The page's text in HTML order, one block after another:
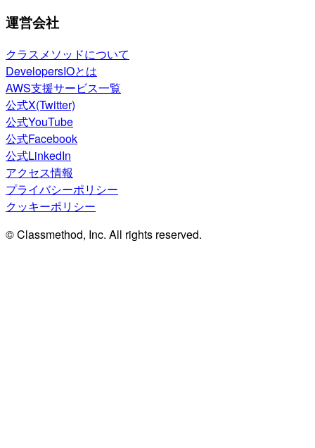
運営会社
クラスメソッドについて
DevelopersIOとは
AWS支援サービス一覧
公式X(Twitter)
公式YouTube
公式Facebook
公式LinkedIn
アクセス情報
プライバシーポリシー
クッキーポリシー
© Classmethod, Inc. All rights reserved.